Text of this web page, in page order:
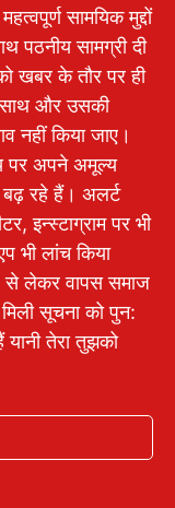
सामयिक मुद्दों
पठनीय सामग्री दी
खबर के तौर पर ही
और उसकी
नहीं किया जाए।
पर अपने अमूल्य
रहे हैं। अलर्ट
इन्स्टाग्राम पर भी
भी लांच किया
से लेकर वापस समाज
सूचना को पुन:
तेरा तुझको